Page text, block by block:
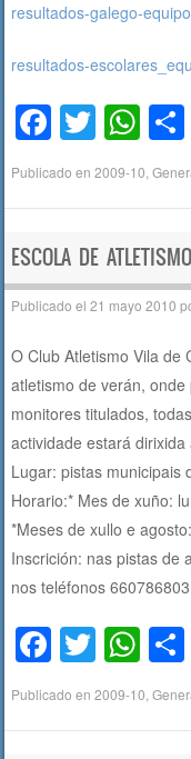
resultados-galego-
resultados-
F
a
c
b
o
k
T
wi
tt
W
h
at
A
p
Publicado en2009-10 ,
ESCOLA DE
Publicado el21 mayo 2010
O Club Atletismo Vila de
atletismo de verán,
monitores titulados,
actividade estará
Lugar: pistas municipais
Horario:* Mes de xuño:
*Meses de xullo e
Inscrición: nas pistas de
nos teléfonos
F
a
c
T
wi
tt
W
h
at
Publicado en2009-10 ,